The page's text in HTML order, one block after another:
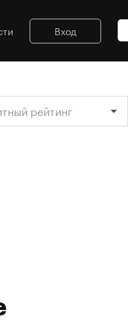
Вход
рейтинг